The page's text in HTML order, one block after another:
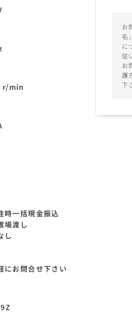
r/min
時一括現金振込
場渡し
し
にお問合せ下さい
お
名
に
従
お
護
下